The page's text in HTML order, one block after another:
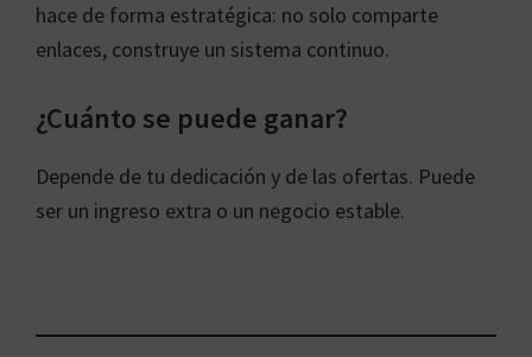
hace de forma estratégica: no solo comparte
enlaces, construye un sistema continuo.
¿Cuánto se puede ganar?
Depende de tu dedicación y de las ofertas. Puede
ser un ingreso extra o un negocio estable.